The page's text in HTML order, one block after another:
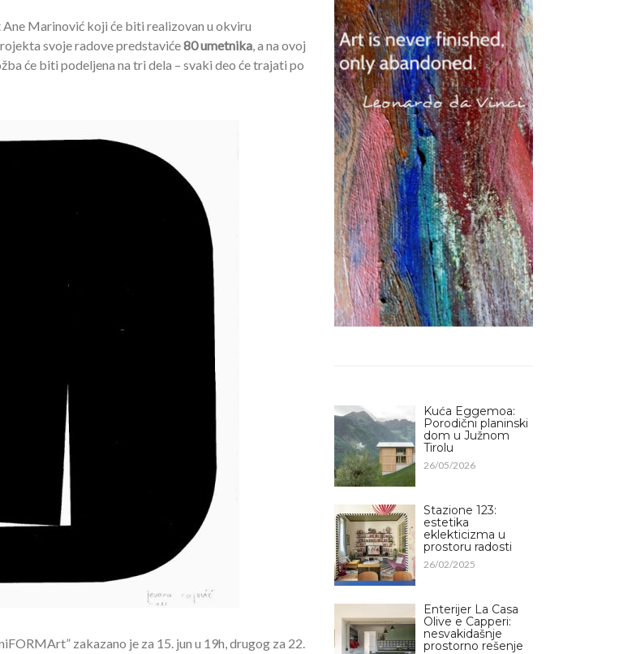
Marinović koji će biti realizovan u okviru
svoje radove predstaviće80 umetnika, a na ovoj
će biti podeljena na tri dela – svaki deo će trajati po
zakazano je za 15. jun u 19h, drugog za 22.
Kuća Eggemoa:
Porodični planinski
dom u Južnom
Tirolu
26/05/2026
Stazione 123:
estetika
eklekticizma u
prostoru radosti
26/02/2025
Enterijer La Casa
Olive e Capperi:
nesvakidašnje
prostorno rešenje